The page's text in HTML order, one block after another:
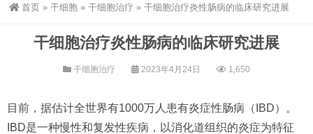
首页 » 干细胞 » 干细胞治疗 » 干细胞治疗炎性肠病的临床研究进展
干细胞治疗炎性肠病的临床研究进展
干细胞治疗 2023年4月24日 1,650
目前，据估计全世界有1000万人患有炎症性肠病（IBD）。
IBD是一种慢性和复发性疾病，以消化道组织的炎症为特征